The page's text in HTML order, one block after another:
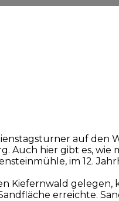
auf den
Auch hier gibt es, wie
im 12.
Kiefernwald gelegen,
erreichte.